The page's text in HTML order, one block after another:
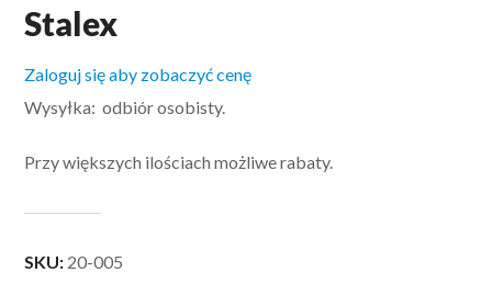
Stalex
Zaloguj się aby zobaczyć cenę
Wysyłka: odbiór osobisty.
Przy większych ilościach możliwe rabaty.
SKU: 20-005